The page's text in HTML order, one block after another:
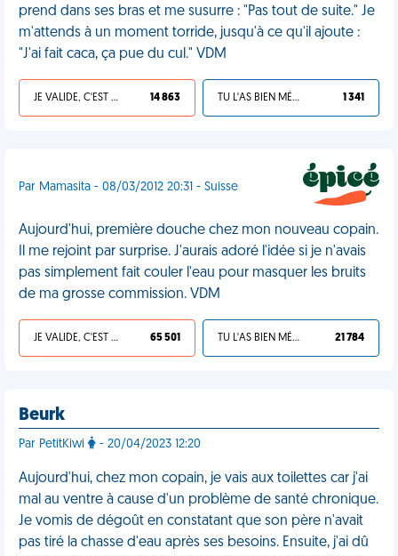
prend dans ses bras et me susurre : "Pas tout de suite." Je
m'attends à un moment torride, jusqu'à ce qu'il ajoute :
"J'ai fait caca, ça pue du cul." VDM
JE VALIDE, C'EST UNE VDM 14 863 TU L'AS BIEN MÉRITÉ 1 341
Par Mamasita - 08/03/2012 20:31 - Suisse
Aujourd'hui, première douche chez mon nouveau copain.
Il me rejoint par surprise. J'aurais adoré l'idée si je n'avais
pas simplement fait couler l'eau pour masquer les bruits
de ma grosse commission. VDM
JE VALIDE, C'EST UNE VDM 65 501 TU L'AS BIEN MÉRITÉ 21 784
Beurk
Par PetitKiwi - 20/04/2023 12:20
Aujourd'hui, chez mon copain, je vais aux toilettes car j'ai
mal au ventre à cause d'un problème de santé chronique.
Je vomis de dégoût en constatant que son père n'avait
pas tiré la chasse d'eau après ses besoins. Ensuite, j'ai dû